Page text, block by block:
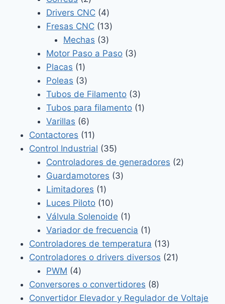
productos
Drivers CNC 44
productos
Fresas CNC 1313
Mechas 33
productos
Motor Paso a Paso 33
Placas 11
producto
Poleas 33
productos
Tubos de Filamento 33
productos
Tubos para filamento 11
Varillas 66
productos
Contactores 1111
productos
Control Industrial 3535
productos
Controladores de generadores 22
Guardamotores 33
Limitadores 11
producto
Luces Piloto 1010
productos
Válvula Solenoide 11
producto
Variador de frecuencia 11
producto
Controladores de temperatura 1313
productos
Controladores o drivers diversos 2121
PWM 44
productos
Conversores o convertidores 88
productos
Convertidor Elevador y Regulador de Voltaje